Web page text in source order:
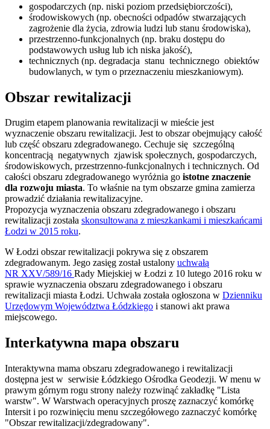
gospodarczych (np. niski poziom przedsiębiorczości),
środowiskowych (np. obecności odpadów stwarzających
zagrożenie dla życia, zdrowia ludzi lub stanu środowiska),
przestrzenno-funkcjonalnych (np. braku dostępu do
podstawowych usług lub ich niska jakość),
technicznych (np. degradacja stanu technicznego obiektów
budowlanych, w tym o przeznaczeniu mieszkaniowym).
Obszar rewitalizacji
Drugim etapem planowania rewitalizacji w mieście jest
wyznaczenie obszaru rewitalizacji. Jest to obszar obejmujący całość
lub część obszaru zdegradowanego. Cechuje się szczególną
koncentracją negatywnych zjawisk społecznych, gospodarczych,
środowiskowych, przestrzenno-funkcjonalnych i technicznych. Od
całości obszaru zdegradowanego wyróżnia go istotne znaczenie
dla rozwoju miasta. To właśnie na tym obszarze gmina zamierza
prowadzić działania rewitalizacyjne.
Propozycja wyznaczenia obszaru zdegradowanego i obszaru
rewitalizacji została skonsultowana z mieszkankami i mieszkańcami
Łodzi w 2015 roku.
W Łodzi obszar rewitalizacji pokrywa się z obszarem
zdegradowanym. Jego zasięg został ustalony uchwałą
NR XXV/589/16 Rady Miejskiej w Łodzi z 10 lutego 2016 roku w
sprawie wyznaczenia obszaru zdegradowanego i obszaru
rewitalizacji miasta Łodzi. Uchwała została ogłoszona w Dzienniku
Urzędowym Województwa Łódzkiego i stanowi akt prawa
miejscowego.
Interkatywna mapa obszaru
Interaktywna mama obszaru zdegradowanego i rewitalizacji
dostępna jest w serwisie Łódzkiego Ośrodka Geodezji. W menu w
prawym górnym rogu strony należy rozwinąć zakładkę "Lista
warstw". W Warstwach operacyjnych proszę zaznaczyć komórkę
Intersit i po rozwinięciu menu szczegółowego zaznaczyć komórkę
"Obszar rewitalizacji/zdegradowany".